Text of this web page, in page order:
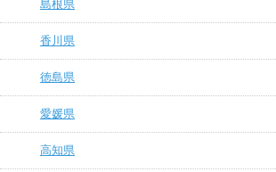
島根県
香川県
徳島県
愛媛県
高知県